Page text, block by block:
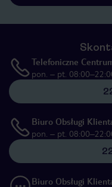
Telefoniczne
pon. – pt.
Biuro Obsługi
pon. – pt.
Biuro Obsługi